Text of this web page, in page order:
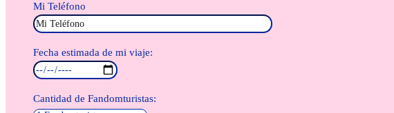
Mi Teléfono
Fecha estimada de mi viaje:
Cantidad de Fandomturistas: